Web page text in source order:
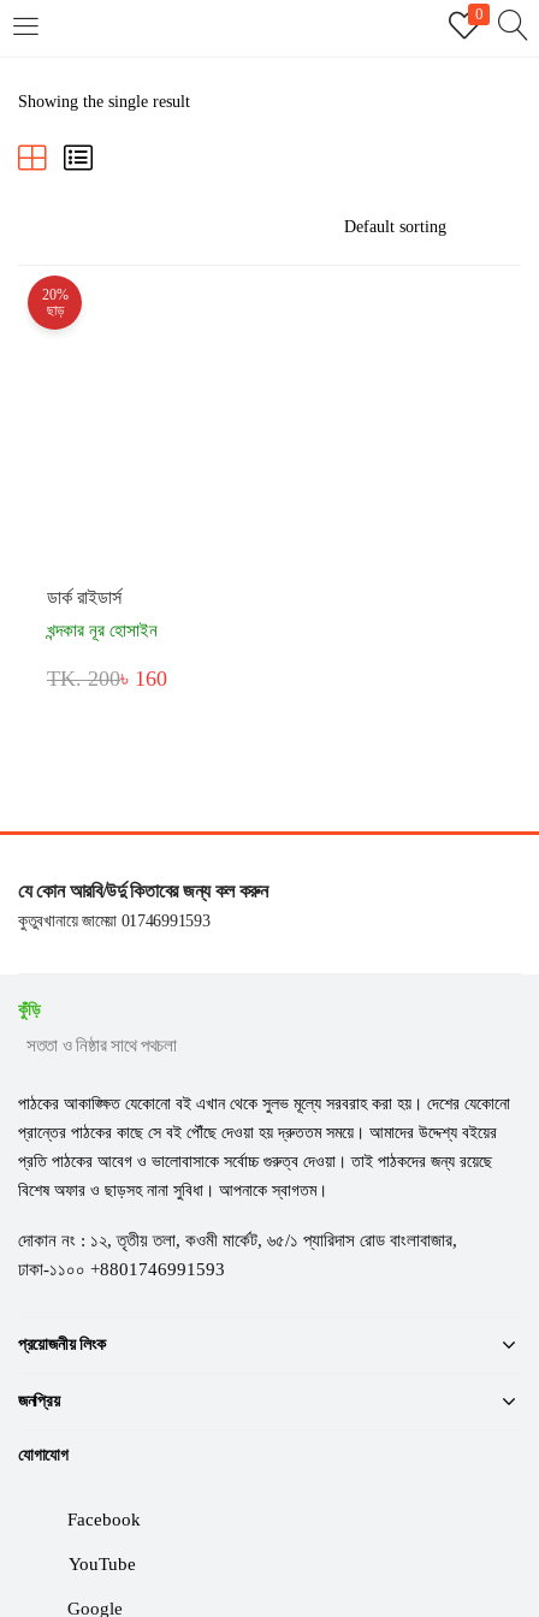
0
REGISTER
Showing the single result
20%
ছাড়
ডার্ক রাইডার্স
খন্দকার নূর হোসাইন
TK. 200৳ 160
যে কোন আরবি/উর্দু কিতাবের জন্য কল করুন
কুতুবখানায়ে জামেয়া 01746991593
কুঁড়ি
সততা ও নিষ্ঠার সাথে পথচলা
পাঠকের আকাঙ্ক্ষিত যেকোনো বই এখান থেকে সুলভ মূল্যে সরবরাহ করা হয়। দেশের যেকোনো
প্রান্তের পাঠকের কাছে সে বই পৌঁছে দেওয়া হয় দ্রুততম সময়ে। আমাদের উদ্দেশ্য বইয়ের
প্রতি পাঠকের আবেগ ও ভালোবাসাকে সর্বোচ্চ গুরুত্ব দেওয়া। তাই পাঠকদের জন্য রয়েছে
বিশেষ অফার ও ছাড়সহ নানা সুবিধা। আপনাকে স্বাগতম।
দোকান নং : ১২, তৃতীয় তলা, কওমী মার্কেট, ৬৫/১ প্যারিদাস রোড বাংলাবাজার,
ঢাকা-১১০০ +8801746991593
প্রয়োজনীয় লিংক
জনপ্রিয়
যোগাযোগ
Facebook
YouTube
Google